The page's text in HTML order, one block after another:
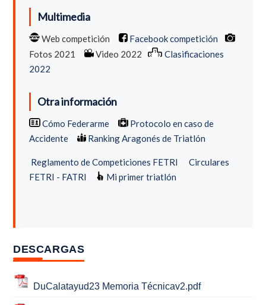
Multimedia
Web competición
Facebook competición
Fotos 2021
Video 2022
Clasificaciones
2022
Otra información
Cómo Federarme
Protocolo en caso de
Accidente
Ranking Aragonés de Triatlón
Reglamento de Competiciones FETRI
Circulares
FETRI - FATRI
Mi primer triatlón
DESCARGAS
DuCalatayud23 Memoria Técnicav2.pdf